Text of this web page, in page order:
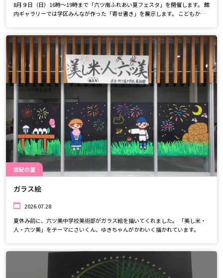
8月９日（日）16時～19時まで「六ツ南ふれあい夏フェスタ」を開催します。 館
内ギャラリーでは学区みんなが作った「寄せ書き」を展示します。 こどもから
悠紀の里
ガラス絵
2026.07.28
夏休み前に、六ツ美中学校美術部がガラス絵を描いてくれました。 「美し米・
人・六ツ美」をテーマにさいくん、ゆきちゃんがかわいく描かれています。